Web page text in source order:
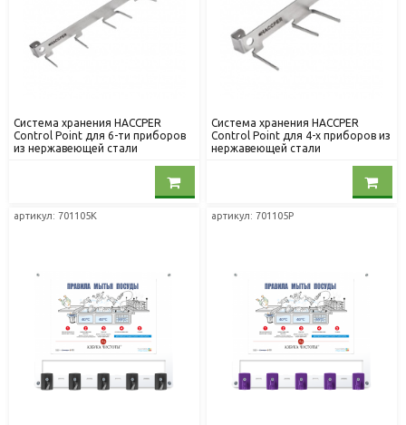
Система хранения HACCPER
Control Point для 6-ти приборов
из нержавеющей стали
Система хранения HACCPER
Control Point для 4-х приборов из
нержавеющей стали
артикул: 701105K артикул: 701105P